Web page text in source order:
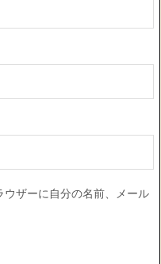
ザーに自分の名前、メール